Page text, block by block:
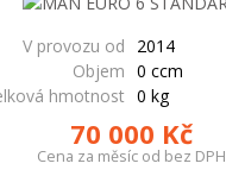
V provozu od
2014
Objem 0 ccm
hmotnost 0 kg
70 000 Kč
Cena za měsíc od bez DPH